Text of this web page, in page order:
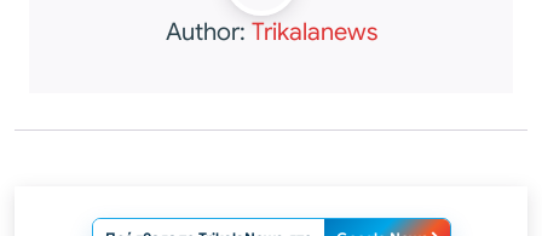
Author: Trikalanews